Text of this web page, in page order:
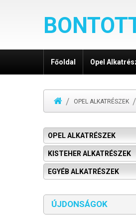
Főoldal Opel
OPEL ALKATRÉSZEK
OPEL ALKATRÉSZEK
KISTEHER ALKATRÉSZEK
EGYÉB ALKATRÉSZEK
ÚJDONSÁGOK